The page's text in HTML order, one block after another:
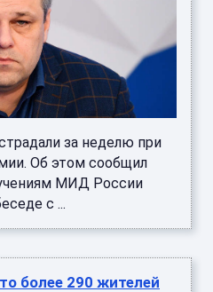
за неделю при
Об этом сообщил
МИД России
с ...
более 290 жителей